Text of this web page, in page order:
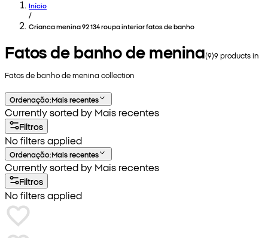
Início
/
Crianca menina 92 134 roupa interior fatos de banho
Fatos de banho de menina(9)9 products in
Fatos de banho de menina collection
Ordenação:Mais recentes
Currently sorted by Mais recentes
Filtros
No filters applied
Ordenação:Mais recentes
Currently sorted by Mais recentes
Filtros
No filters applied